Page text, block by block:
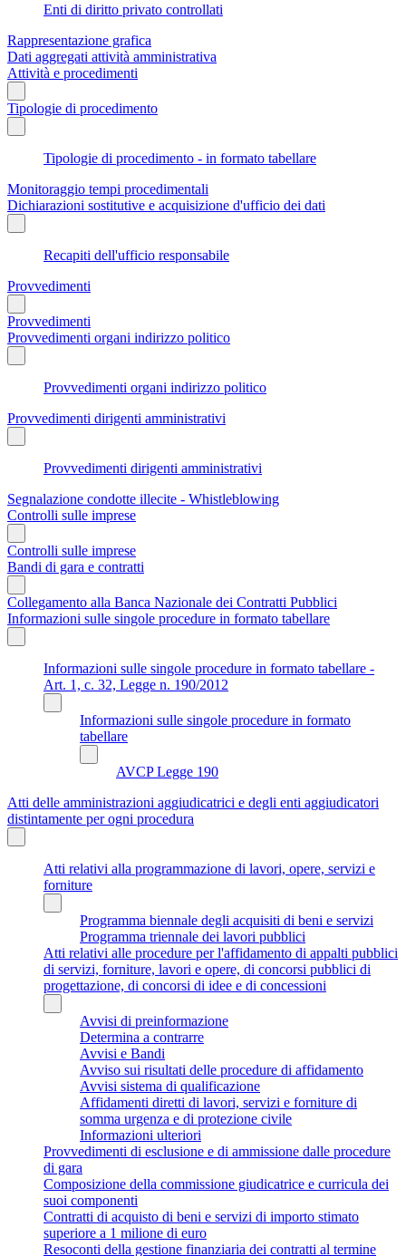
Enti di diritto privato controllati
Rappresentazione grafica
Dati aggregati attività amministrativa
Attività e procedimenti
Tipologie di procedimento
Tipologie di procedimento - in formato tabellare
Monitoraggio tempi procedimentali
Dichiarazioni sostitutive e acquisizione d'ufficio dei dati
Recapiti dell'ufficio responsabile
Provvedimenti
Provvedimenti
Provvedimenti organi indirizzo politico
Provvedimenti organi indirizzo politico
Provvedimenti dirigenti amministrativi
Provvedimenti dirigenti amministrativi
Segnalazione condotte illecite - Whistleblowing
Controlli sulle imprese
Controlli sulle imprese
Bandi di gara e contratti
Collegamento alla Banca Nazionale dei Contratti Pubblici
Informazioni sulle singole procedure in formato tabellare
Informazioni sulle singole procedure in formato tabellare -
Art. 1, c. 32, Legge n. 190/2012
Informazioni sulle singole procedure in formato
tabellare
AVCP Legge 190
Atti delle amministrazioni aggiudicatrici e degli enti aggiudicatori
distintamente per ogni procedura
Atti relativi alla programmazione di lavori, opere, servizi e
forniture
Programma biennale degli acquisiti di beni e servizi
Programma triennale dei lavori pubblici
Atti relativi alle procedure per l'affidamento di appalti pubblici
di servizi, forniture, lavori e opere, di concorsi pubblici di
progettazione, di concorsi di idee e di concessioni
Avvisi di preinformazione
Determina a contrarre
Avvisi e Bandi
Avviso sui risultati delle procedure di affidamento
Avvisi sistema di qualificazione
Affidamenti diretti di lavori, servizi e forniture di
somma urgenza e di protezione civile
Informazioni ulteriori
Provvedimenti di esclusione e di ammissione dalle procedure
di gara
Composizione della commissione giudicatrice e curricula dei
suoi componenti
Contratti di acquisto di beni e servizi di importo stimato
superiore a 1 milione di euro
Resoconti della gestione finanziaria dei contratti al termine